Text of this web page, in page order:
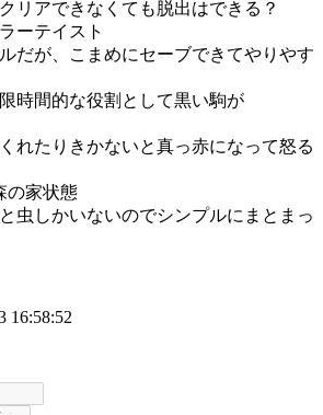
リアできなくても脱出はできる？
ーテイスト
だが、こまめにセーブできてやりやす
時間的な役割として黒い駒が
れたりきかないと真っ赤になって怒る
の家状態
虫しかいないのでシンプルにまとまっ
16:58:52